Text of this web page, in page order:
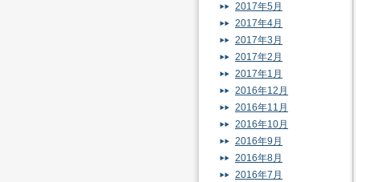
2017年5月
2017年4月
2017年3月
2017年2月
2017年1月
2016年12月
2016年11月
2016年10月
2016年9月
2016年8月
2016年7月